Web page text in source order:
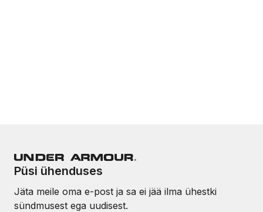
Püsi ühenduses
Jäta meile oma e-post ja sa ei jää ilma ühestki
sündmusest ega uudisest.